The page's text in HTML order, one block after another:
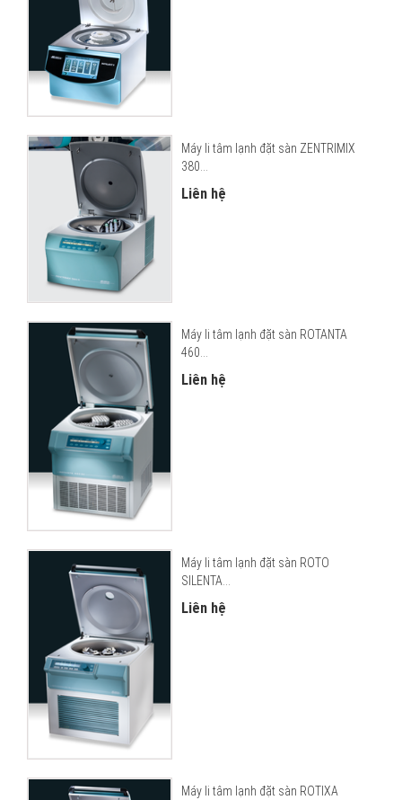
Máy li tâm lạnh đặt sàn ZENTRIMIX
380...
Liên hệ
Máy li tâm lạnh đặt sàn ROTANTA
460...
Liên hệ
Máy li tâm lạnh đặt sàn ROTO
SILENTA...
Liên hệ
Máy li tâm lạnh đặt sàn ROTIXA